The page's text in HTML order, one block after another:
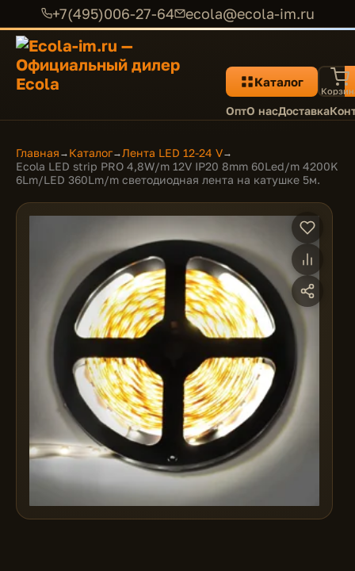
+7(495)006-27-64 ecola@ecola-im.ru
Каталог
ОптО насДоставка
Главная → Каталог→Лента LED 12-24 V→
Ecola LED strip PRO 4,8W/m 12V IP20 8mm 60Led/m 4200K
6Lm/LED 360Lm/m светодиодная лента на катушке 5м.